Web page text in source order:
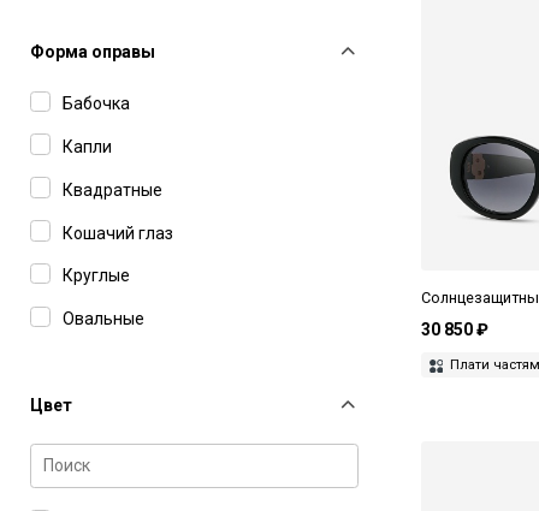
Mastermind
Matsuda
Missoni
Форма оправы
Бабочка
Капли
Квадратные
Кошачий глаз
Круглые
Овальные
Цвет
30 850 ₽
Плати